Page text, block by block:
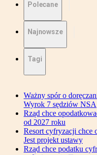
Polecane
Najnowsze
Tagi
Ważny spór o
Wyrok 7 sędziów NSA
Rząd chce
od 2027 roku
Resort cyfryzacji chce
Jest projekt ustawy
Rząd chce podatku